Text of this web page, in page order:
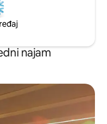
najam
„Odabrali gosti”